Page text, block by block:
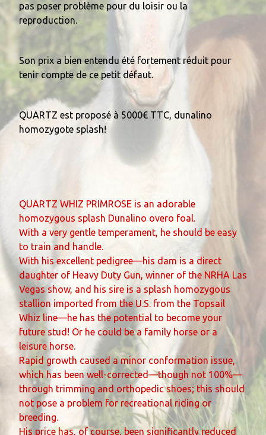
pas poser problème pour du loisir ou la
reproduction.
Son prix a bien entendu été fortement réduit pour
tenir compte de ce petit défaut.
QUARTZ est proposé à 5000€ TTC, dunalino
homozygote splash!
QUARTZ WHIZ PRIMROSE is an adorable
homozygous splash Dunalino overo foal.
With a very gentle temperament, he should be easy
to train and handle.
With his excellent pedigree—his dam is a direct
daughter of Heavy Duty Gun, winner of the NRHA Las
Vegas show, and his sire is a splash homozygous
stallion imported from the U.S. from the Topsail
Whiz line—he has the potential to become your
future stud! Or he could be a family horse or a
leisure horse.
Rapid growth caused a minor conformation issue,
which has been well-corrected—though not 100%—
through trimming and orthopedic shoes; this should
not pose a problem for recreational riding or
breeding.
His price has, of course, been significantly reduced